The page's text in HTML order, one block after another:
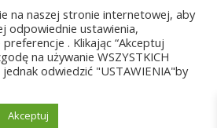
22 559-10-50
biuro@saloni.pl
na naszej stronie internetowej, aby
odpowiednie ustawienia,
. Klikając “Akceptuj
na używanie WSZYSTKICH
odwiedzić "USTAWIENIA"by
Akceptuj